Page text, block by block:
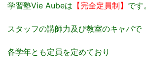
学習塾Vie Aubeは 【完全定員制】 です。
スタッフの講師力及び教室のキャパで
各学年とも定員を定めており